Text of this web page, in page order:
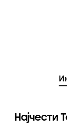
Најчести